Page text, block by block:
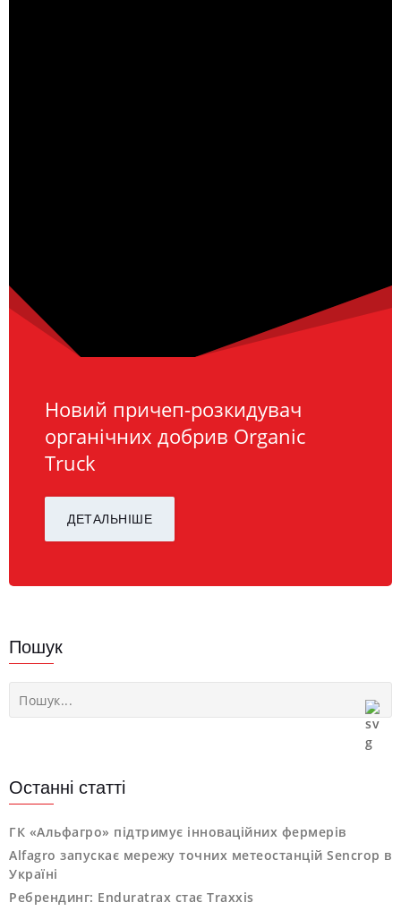
Новий причеп-розкидувач
органічних добрив Organic
Truck
ДЕТАЛЬНІШЕ
Пошук
Останні статті
ГК «Альфагро» підтримує інноваційних фермерів
Alfagro запускає мережу точних метеостанцій Sencrop в
Україні
Ребрендинг: Enduratrax стає Traxxis